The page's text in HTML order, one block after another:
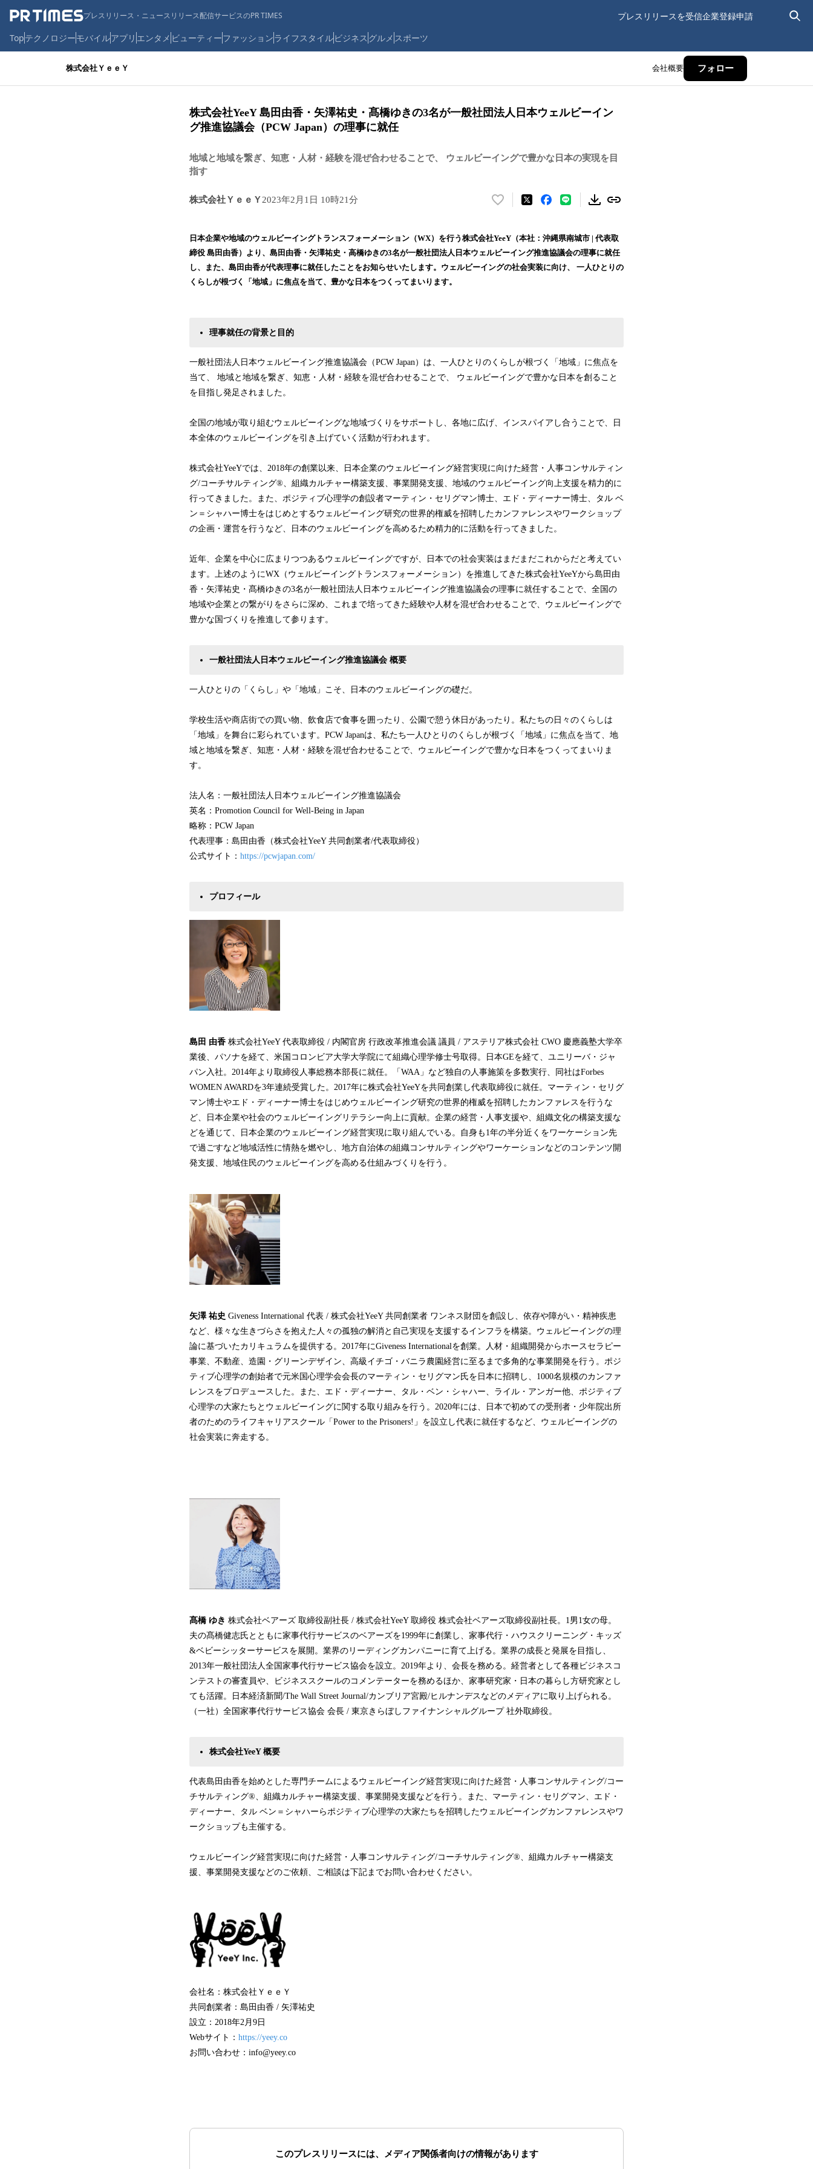
プレスリリース・ニュースリリース配信サービスのPR TIMES プレスリリースを受信企業登録申請
Topテクノロジーモバイルアプリ エンタメ ビューティーファッションライフスタイルビジネス グルメ スポーツ
株式会社ＹｅｅＹ 会社概要 フォロー
株式会社YeeY 島田由香・矢澤祐史・髙橋ゆきの3名が一般社団法人日本ウェルビーイン
グ推進協議会（PCW Japan）の理事に就任
地域と地域を繋ぎ、知恵・人材・経験を混ぜ合わせることで、 ウェルビーイングで豊かな日本の実現を目
指す
株式会社ＹｅｅＹ2023年2月1日 10時21分
い
！
数
を
す
日本企業や地域のウェルビーイングトランスフォーメーション（WX）を行う株式会社YeeY（本社：沖縄県南城市 | 代表取
締役 島田由香）より、島田由香・矢澤祐史・高橋ゆきの3名が一般社団法人日本ウェルビーイング推進協議会の理事に就任
し、また、島田由香が代表理事に就任したことをお知らせいたします。ウェルビーイングの社会実装に向け、 一人ひとりの
くらしが根づく「地域」に焦点を当て、豊かな日本をつくってまいります。
理事就任の背景と目的
一般社団法人日本ウェルビーイング推進協議会（PCW Japan）は、一人ひとりのくらしが根づく「地域」に焦点を
当て、 地域と地域を繋ぎ、知恵・人材・経験を混ぜ合わせることで、 ウェルビーイングで豊かな日本を創ること
を目指し発足されました。
全国の地域が取り組むウェルビーイングな地域づくりをサポートし、各地に広げ、インスパイアし合うことで、日
本全体のウェルビーイングを引き上げていく活動が行われます。
株式会社YeeYでは、2018年の創業以来、日本企業のウェルビーイング経営実現に向けた経営・人事コンサルティン
グ/コーチサルティング®、組織カルチャー構築支援、事業開発支援、地域のウェルビーイング向上支援を精力的に
行ってきました。また、ポジティブ心理学の創設者マーティン・セリグマン博士、エド・ディーナー博士、タル ベ
ン＝シャハー博士をはじめとするウェルビーイング研究の世界的権威を招聘したカンファレンスやワークショップ
の企画・運営を行うなど、日本のウェルビーイングを高めるため精力的に活動を行ってきました。
近年、企業を中心に広まりつつあるウェルビーイングですが、日本での社会実装はまだまだこれからだと考えてい
ます。上述のようにWX（ウェルビーイングトランスフォーメーション）を推進してきた株式会社YeeYから島田由
香・矢澤祐史・髙橋ゆきの3名が一般社団法人日本ウェルビーイング推進協議会の理事に就任することで、全国の
地域や企業との繋がりをさらに深め、これまで培ってきた経験や人材を混ぜ合わせることで、ウェルビーイングで
豊かな国づくりを推進して参ります。
一般社団法人日本ウェルビーイング推進協議会 概要
一人ひとりの「くらし」や「地域」こそ、日本のウェルビーイングの礎だ。
学校生活や商店街での買い物、飲食店で食事を囲ったり、公園で憩う休日があったり。私たちの日々のくらしは
「地域」を舞台に彩られています。PCW Japanは、私たち一人ひとりのくらしが根づく「地域」に焦点を当て、地
域と地域を繋ぎ、知恵・人材・経験を混ぜ合わせることで、ウェルビーイングで豊かな日本をつくってまいりま
す。
法人名：一般社団法人日本ウェルビーイング推進協議会
英名：Promotion Council for Well-Being in Japan
略称：PCW Japan
代表理事：島田由香（株式会社YeeY 共同創業者/代表取締役）
公式サイト： https://pcwjapan.com/
プロフィール
島田 由香 株式会社YeeY 代表取締役 / 内閣官房 行政改革推進会議 議員 / アステリア株式会社 CWO 慶應義塾大学卒
業後、パソナを経て、米国コロンビア大学大学院にて組織心理学修士号取得。日本GEを経て、ユニリーバ・ジャ
パン入社。2014年より取締役人事総務本部長に就任。「WAA」など独自の人事施策を多数実行、同社はForbes
WOMEN AWARDを3年連続受賞した。2017年に株式会社YeeYを共同創業し代表取締役に就任。マーティン・セリグ
マン博士やエド・ディーナー博士をはじめウェルビーイング研究の世界的権威を招聘したカンファレスを行うな
ど、日本企業や社会のウェルビーイングリテラシー向上に貢献。企業の経営・人事支援や、組織文化の構築支援な
どを通じて、日本企業のウェルビーイング経営実現に取り組んでいる。自身も1年の半分近くをワーケーション先
で過ごすなど地域活性に情熱を燃やし、地方自治体の組織コンサルティングやワーケーションなどのコンテンツ開
発支援、地域住民のウェルビーイングを高める仕組みづくりを行う。
矢澤 祐史 Giveness International 代表 / 株式会社YeeY 共同創業者 ワンネス財団を創設し、依存や障がい・精神疾患
など、様々な生きづらさを抱えた人々の孤独の解消と自己実現を支援するインフラを構築。ウェルビーイングの理
論に基づいたカリキュラムを提供する。2017年にGiveness Internationalを創業。人材・組織開発からホースセラピー
事業、不動産、造園・グリーンデザイン、高級イチゴ・バニラ農園経営に至るまで多角的な事業開発を行う。ポジ
ティブ心理学の創始者で元米国心理学会会長のマーティン・セリグマン氏を日本に招聘し、1000名規模のカンファ
レンスをプロデュースした。また、エド・ディーナー、タル・ベン・シャハー、ライル・アンガー他、ポジティブ
心理学の大家たちとウェルビーイングに関する取り組みを行う。2020年には、日本で初めての受刑者・少年院出所
者のためのライフキャリアスクール「Power to the Prisoners!」を設立し代表に就任するなど、ウェルビーイングの
社会実装に奔走する。
髙橋 ゆき 株式会社ベアーズ 取締役副社長 / 株式会社YeeY 取締役 株式会社ベアーズ取締役副社長。1男1女の母。
夫の髙橋健志氏とともに家事代行サービスのベアーズを1999年に創業し、家事代行・ハウスクリーニング・キッズ
&ベビーシッターサービスを展開。業界のリーディングカンパニーに育て上げる。業界の成長と発展を目指し、
2013年一般社団法人全国家事代行サービス協会を設立。2019年より、会長を務める。経営者として各種ビジネスコ
ンテストの審査員や、ビジネススクールのコメンテーターを務めるほか、家事研究家・日本の暮らし方研究家とし
ても活躍。日本経済新聞/The Wall Street Journal/カンブリア宮殿/ヒルナンデスなどのメディアに取り上げられる。
（一社）全国家事代行サービス協会 会長 / 東京きらぼしファイナンシャルグループ 社外取締役。
株式会社YeeY 概要
代表島田由香を始めとした専門チームによるウェルビーイング経営実現に向けた経営・人事コンサルティング/コー
チサルティング®、組織カルチャー構築支援、事業開発支援などを行う。また、マーティン・セリグマン、エド・
ディーナー、タル ベン＝シャハーらポジティブ心理学の大家たちを招聘したウェルビーイングカンファレンスやワ
ークショップも主催する。
ウェルビーイング経営実現に向けた経営・人事コンサルティング/コーチサルティング®、組織カルチャー構築支
援、事業開発支援などのご依頼、ご相談は下記までお問い合わせください。
会社名：株式会社ＹｅｅＹ
共同創業者：島田由香 / 矢澤祐史
設立：2018年2月9日
Webサイト： https://yeey.co
お問い合わせ：info@yeey.co
このプレスリリースには、 メディア関係者向けの情報があります